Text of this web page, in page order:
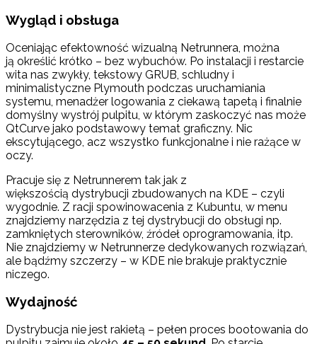
Wygląd i obsługa
Oceniając efektowność wizualną Netrunnera, można
ją określić krótko – bez wybuchów. Po instalacji i restarcie
wita nas zwykły, tekstowy GRUB, schludny i
minimalistyczne Plymouth podczas uruchamiania
systemu, menadżer logowania z ciekawą tapetą i finalnie
domyślny wystrój pulpitu, w którym zaskoczyć nas może
QtCurve jako podstawowy temat graficzny. Nic
ekscytującego, acz wszystko funkcjonalne i nie rażące w
oczy.
Pracuje się z Netrunnerem tak jak z
większością dystrybucji zbudowanych na KDE – czyli
wygodnie. Z racji spowinowacenia z Kubuntu, w menu
znajdziemy narzędzia z tej dystrybucji do obsługi np.
zamkniętych sterowników, źródeł oprogramowania, itp.
Nie znajdziemy w Netrunnerze dedykowanych rozwiązań,
ale bądźmy szczerzy – w KDE nie brakuje praktycznie
niczego.
Wydajność
Dystrybucja nie jest rakietą – pełen proces bootowania do